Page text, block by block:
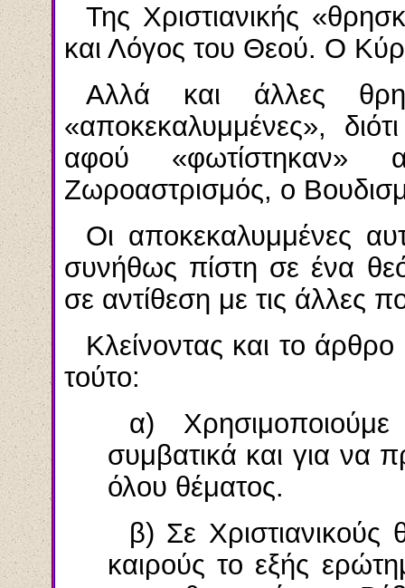
Της Χριστιανικής
και Λόγος του Θεού. Ο
Αλλά και άλλες
«αποκεκαλυμμένες»,
αφού
Ζωροαστρισμός, ο
Οι αποκεκαλυμμένες
συνήθως πίστη σε ένα
σε αντίθεση με τις άλλες
Κλείνοντας και το
τούτο:
α)
συμβατικά και για να
όλου θέματος.
β) Σε Χριστιανικούς
καιρούς το εξής